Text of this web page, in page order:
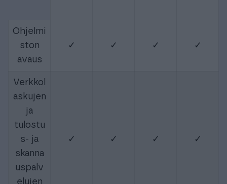
Ohjelmi
ston
avaus
✓ ✓ ✓ ✓
Verkkol
askujen
ja
tulostu
s- ja
skanna
uspalv
elujen
✓ ✓ ✓ ✓